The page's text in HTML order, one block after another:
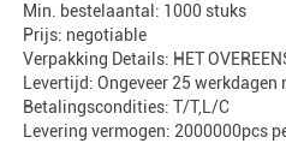
Min. bestelaantal: 1000 stuks
Prijs: negotiable
Verpakking Details: HET
Levertijd: Ongeveer 25
Betalingscondities: T/T,L/C
Levering vermogen: 2000000pcs